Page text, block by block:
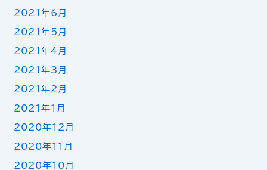
2021年6月
2021年5月
2021年4月
2021年3月
2021年2月
2021年1月
2020年12月
2020年11月
2020年10月